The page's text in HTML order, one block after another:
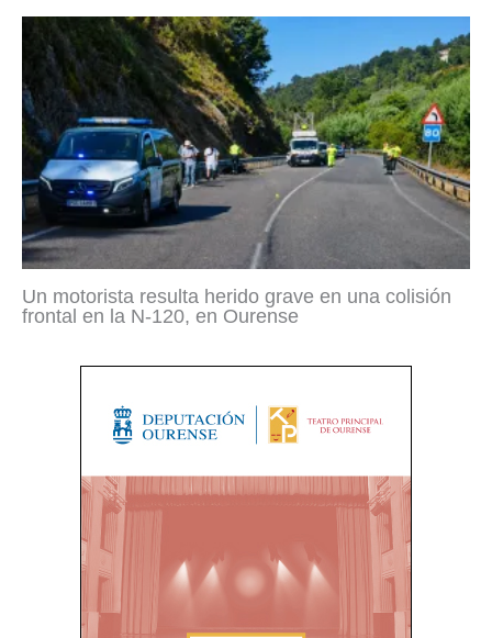
Un motorista resulta herido grave en una colisión
frontal en la N-120, en Ourense